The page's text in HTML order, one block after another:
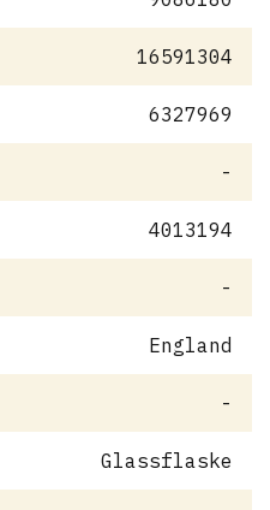
16591304
6327969
-
4013194
-
England
-
Glassflaske